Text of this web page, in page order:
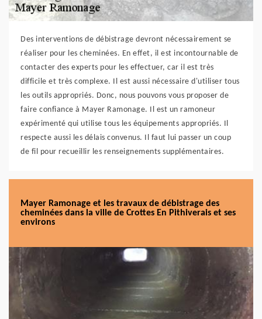
Des interventions de débistrage devront nécessairement se
réaliser pour les cheminées. En effet, il est incontournable de
contacter des experts pour les effectuer, car il est très
difficile et très complexe. Il est aussi nécessaire d'utiliser tous
les outils appropriés. Donc, nous pouvons vous proposer de
faire confiance à Mayer Ramonage. Il est un ramoneur
expérimenté qui utilise tous les équipements appropriés. Il
respecte aussi les délais convenus. Il faut lui passer un coup
de fil pour recueillir les renseignements supplémentaires.
Mayer Ramonage et les travaux de débistrage des
cheminées dans la ville de Crottes En Pithiverais et ses
environs